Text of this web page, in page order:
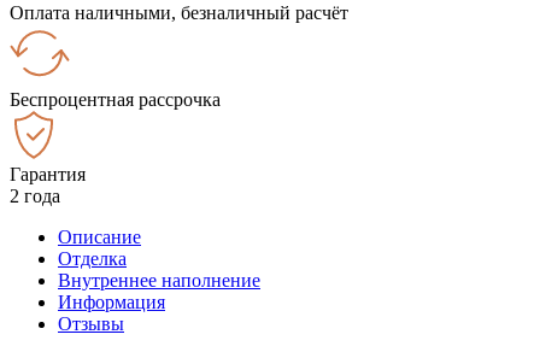
Оплата наличными, безналичный расчёт
Беспроцентная рассрочка
Гарантия
2 года
Описание
Отделка
Внутреннее наполнение
Информация
Отзывы